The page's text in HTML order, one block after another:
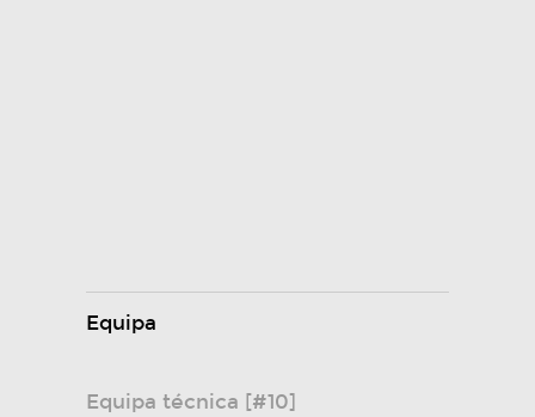
Equipa
Equipa técnica [#10]